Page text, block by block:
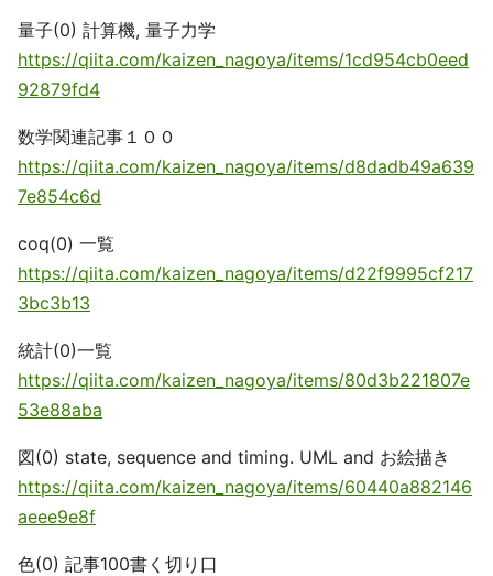
量子(0) 計算機, 量子力学
https://qiita.com/kaizen_nagoya/items/1cd954cb0eed
92879fd4
数学関連記事１００
https://qiita.com/kaizen_nagoya/items/d8dadb49a639
7e854c6d
coq(0) 一覧
https://qiita.com/kaizen_nagoya/items/d22f9995cf217
3bc3b13
統計(0)一覧
https://qiita.com/kaizen_nagoya/items/80d3b221807e
53e88aba
図(0) state, sequence and timing. UML and お絵描き
https://qiita.com/kaizen_nagoya/items/60440a882146
aeee9e8f
色(0) 記事100書く切り口